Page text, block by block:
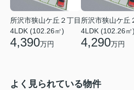
所沢市狭山ケ丘２丁目
4LDK (102.26㎡)
4,390万円
所沢市狭山ケ丘
4LDK (102.26㎡)
4,290万円
よく見られている物件